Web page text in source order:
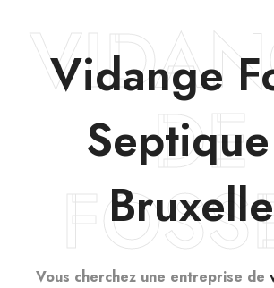
DE
Vidange
Vous cherchez une entreprise de